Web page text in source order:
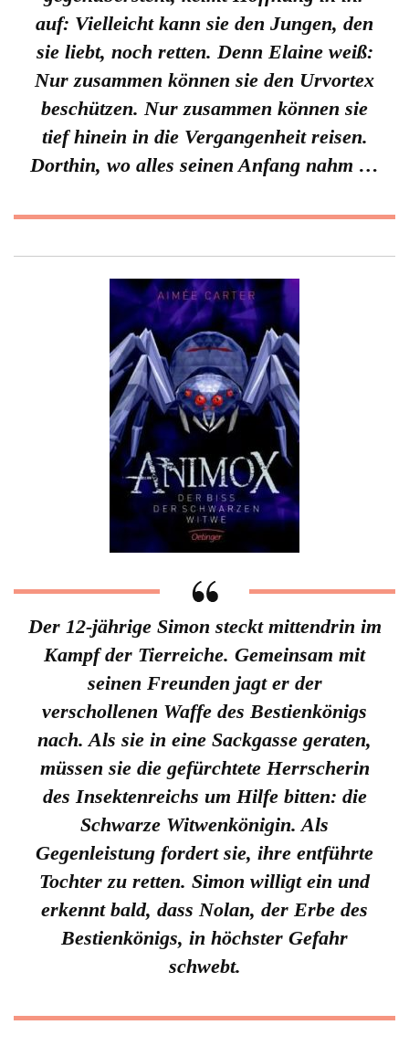
auf: Vielleicht kann sie den Jungen, den
sie liebt, noch retten. Denn Elaine weiß:
Nur zusammen können sie den Urvortex
beschützen. Nur zusammen können sie
tief hinein in die Vergangenheit reisen.
Dorthin, wo alles seinen Anfang nahm …
Der 12-jährige Simon steckt mittendrin im
Kampf der Tierreiche. Gemeinsam mit
seinen Freunden jagt er der
verschollenen Waffe des Bestienkönigs
nach. Als sie in eine Sackgasse geraten,
müssen sie die gefürchtete Herrscherin
des Insektenreichs um Hilfe bitten: die
Schwarze Witwenkönigin. Als
Gegenleistung fordert sie, ihre entführte
Tochter zu retten. Simon willigt ein und
erkennt bald, dass Nolan, der Erbe des
Bestienkönigs, in höchster Gefahr
schwebt.